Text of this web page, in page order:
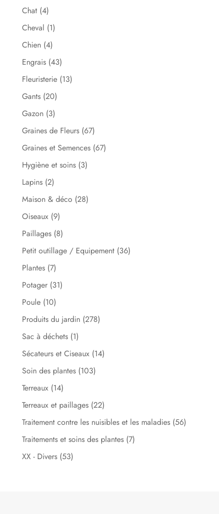
Chat (4)
Cheval (1)
Chien (4)
Engrais (43)
Fleuristerie (13)
Gants (20)
Gazon (3)
Graines de Fleurs (67)
Graines et Semences (67)
Hygiène et soins (3)
Lapins (2)
Maison & déco (28)
Oiseaux (9)
Paillages (8)
Petit outillage / Equipement (36)
Plantes (7)
Potager (31)
Poule (10)
Produits du jardin (278)
Sac à déchets (1)
Sécateurs et Ciseaux (14)
Soin des plantes (103)
Terreaux (14)
Terreaux et paillages (22)
Traitement contre les nuisibles et les maladies (56)
Traitements et soins des plantes (7)
XX - Divers (53)